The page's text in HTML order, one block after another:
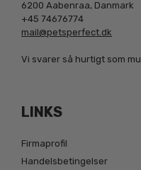
6200 Aabenraa, Danmark
+45 74676774
mail@petsperfect.dk
Vi svarer så hurtigt som
LINKS
Firmaprofil
Handelsbetingelser